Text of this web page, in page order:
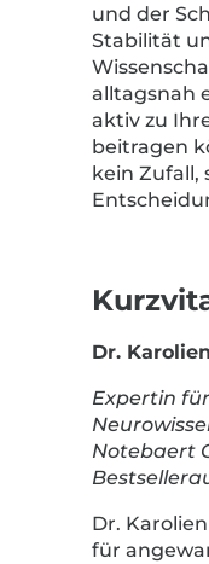
und der
Stabilität
alltagsnah
aktiv zu
beitragen
kein Zufall,
Dr.
Expertin
Notebaert
Dr.
für